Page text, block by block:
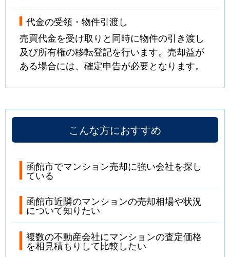
代金の受領・物件引渡し
売買代金を受け取りと同時に物件の引き渡し
及び所有権の移転登記を行います。売却益が
ある場合には、確定申告が必要となります。
こんな方におすすめ
函館市でマンション売却に強い会社を探し
ている
函館市近隣のマンションの売却相場や状況
について知りたい
複数の不動産会社にマンションの査定価格
を相見積もりして比較したい